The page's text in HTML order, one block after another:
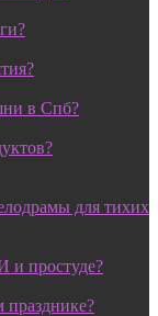
в Спб?
для тихих
и простуде?
празднике?